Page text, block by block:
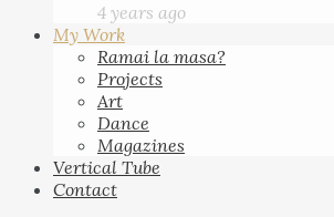
4 years ago
My Work
Ramai la masa?
Projects
Art
Dance
Magazines
Vertical Tube
Contact